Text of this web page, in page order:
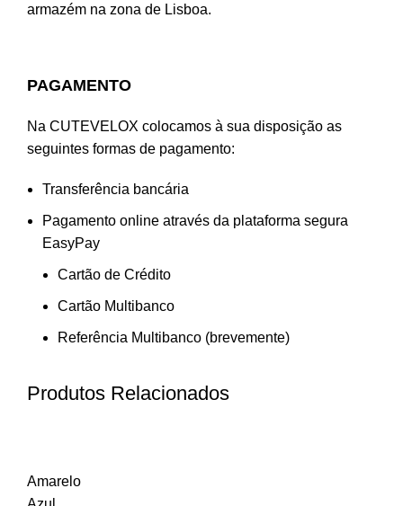
armazém na zona de Lisboa.
PAGAMENTO
Na CUTEVELOX colocamos à sua disposição as
seguintes formas de pagamento:
Transferência bancária
Pagamento online através da plataforma segura
EasyPay
Cartão de Crédito
Cartão Multibanco
Referência Multibanco (brevemente)
Produtos Relacionados
Amarelo